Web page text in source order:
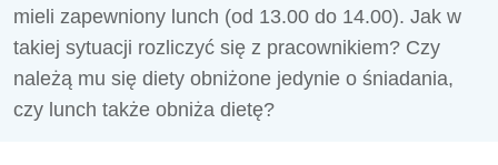
mieli zapewniony lunch (od 13.00 do 14.00). Jak w
takiej sytuacji rozliczyć się z pracownikiem? Czy
należą mu się diety obniżone jedynie o śniadania,
czy lunch także obniża dietę?